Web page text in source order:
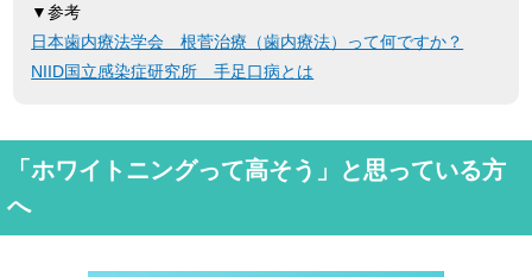
▼参考
日本歯内療法学会 根菅治療（歯内療法）って何ですか？
NIID国立感染症研究所 手足口病とは
「ホワイトニングって高そう」と思っている方
へ